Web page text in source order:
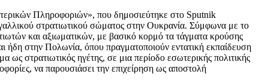
Πληροφοριών», που δημοσιεύτηκε στο Sputnik
στρατιωτικού σώματος στην Ουκρανία. Σύμφωνα με το
και αξιωματικών, με βασικό κορμό τα τάγματα κρούσης
ήδη στην Πολωνία, όπου πραγματοποιούν εντατική εκπαίδευση
στρατιωτικός ηγέτης, σε μια περίοδο εσωτερικής πολιτικής
να παρουσιάσει την επιχείρηση ως αποστολή